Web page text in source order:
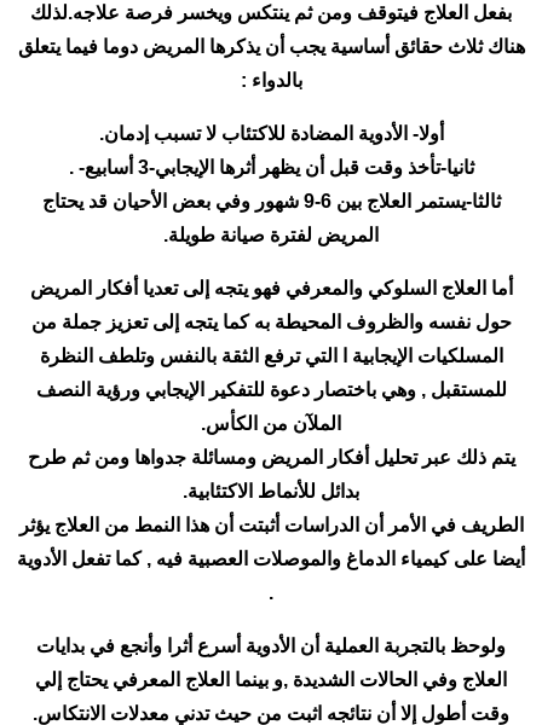
بفعل العلاج فيتوقف ومن ثم ينتكس ويخسر فرصة علاجه.لذلك
هناك ثلاث حقائق أساسية يجب أن يذكرها المريض دوما فيما يتعلق
بالدواء :
أولا- الأدوية المضادة للاكتئاب لا تسبب إدمان.
ثانيا-تأخذ وقت قبل أن يظهر أثرها الإيجابي-3 أسابيع- .
ثالثا-يستمر العلاج بين 6-9 شهور وفي بعض الأحيان قد يحتاج
المريض لفترة صيانة طويلة.
أما العلاج السلوكي والمعرفي فهو يتجه إلى تعديا أفكار المريض
حول نفسه والظروف المحيطة به كما يتجه إلى تعزيز جملة من
المسلكيات الإيجابية ا التي ترفع الثقة بالنفس وتلطف النظرة
للمستقبل , وهي باختصار دعوة للتفكير الإيجابي ورؤية النصف
الملآن من الكأس.
يتم ذلك عبر تحليل أفكار المريض ومسائلة جدواها ومن ثم طرح
بدائل للأنماط الاكتئابية.
الطريف في الأمر أن الدراسات أثبتت أن هذا النمط من العلاج يؤثر
أيضا على كيمياء الدماغ والموصلات العصبية فيه , كما تفعل الأدوية
.
ولوحظ بالتجربة العملية أن الأدوية أسرع أثرا وأنجع في بدايات
العلاج وفي الحالات الشديدة ,و بينما العلاج المعرفي يحتاج إلي
وقت أطول إلا أن نتائجه اثبت من حيث تدني معدلات الانتكاس.